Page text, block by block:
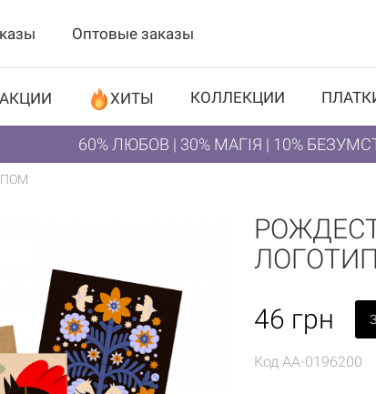
Оптовые заказы
АКЦИИ ХИТЫ КОЛЛЕКЦИИ
60% ЛЮБОВ | 30% МАГІЯ | 10%
46 грн
Код AA-0196200